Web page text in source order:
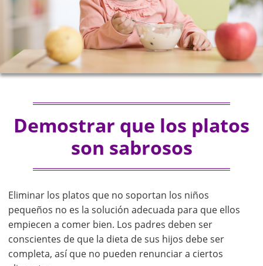
Demostrar que los platos
son sabrosos
Eliminar los platos que no soportan los niños
pequeños no es la solución adecuada para que ellos
empiecen a comer bien. Los padres deben ser
conscientes de que la dieta de sus hijos debe ser
completa, así que no pueden renunciar a ciertos